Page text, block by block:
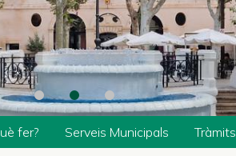
fer? Serveis Municipals Tràmits